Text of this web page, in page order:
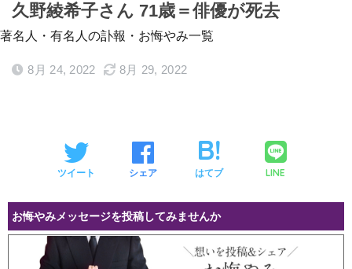
久野綾希子さん 71歳＝俳優が死去
著名人・有名人の訃報・お悔やみ一覧
8月 24, 2022 8月 29, 2022
ツイート シェア はてブ LINE
お悔やみメッセージを投稿してみませんか